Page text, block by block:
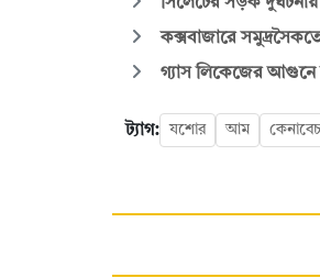
সিলেটের সড়ক
কক্সবাজারে
গ্যাস লিকেজের আগুনে
ট্যাগ: যশোর আম